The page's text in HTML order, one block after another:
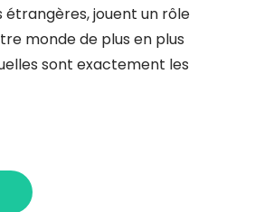
étrangères, jouent un rôle
monde de plus en plus
sont exactement les